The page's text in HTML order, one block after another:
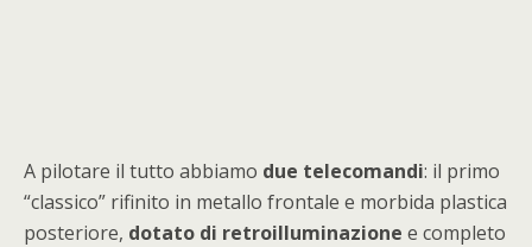
A pilotare il tutto abbiamo due telecomandi: il primo
“classico” rifinito in metallo frontale e morbida plastica
posteriore, dotato di retroilluminazione e completo